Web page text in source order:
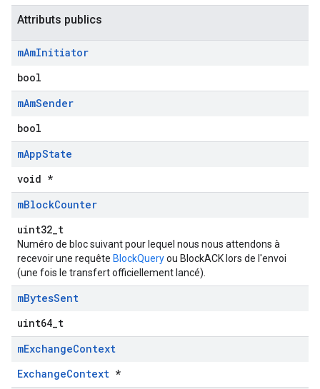
Attributs publics
mAmInitiator
bool
mAmSender
bool
mAppState
void *
mBlockCounter
uint32_t
Numéro de bloc suivant pour lequel nous nous attendons à
recevoir une requête BlockQueryou BlockACK lors de l'envoi
(une fois le transfert officiellement lancé).
mBytesSent
uint64_t
mExchangeContext
ExchangeContext *